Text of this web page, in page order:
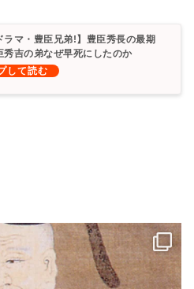
ラマ・豊臣兄弟!】豊臣秀長の最期
秀吉の弟なぜ早死にしたのか